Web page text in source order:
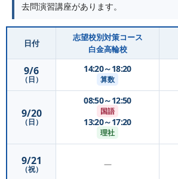
去問演習講座があります。
日付
志望校別対策コース
白金高輪校
9/6
（日）
14:20～18:20
算数
9/20
（日）
08:50～12:50
国語
13:20～17:20
理社
9/21
（祝） —